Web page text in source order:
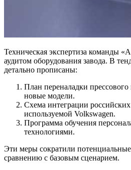
Техническая экспертиза команды
аудитом оборудования завода. В
детально прописаны:
План переналадки
новые модели.
Схема интеграции
используемой Volkswagen.
Программа обучения
технологиями.
Эти меры сократили
сравнению с базовым сценарием.